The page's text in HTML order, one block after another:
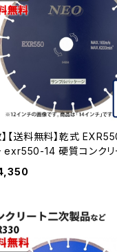
】【送料無料】乾式
exr550-14 硬質コンクリ
など切断用 ダイヤモン
イヤモンドカッター 刃